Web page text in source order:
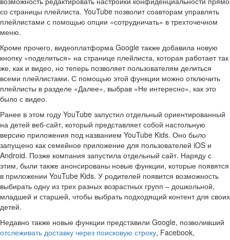
со страницы плейлиста. YouTube позволит соавторам управлять
плейлистами с помощью опции «сотрудничать» в трехточечном
меню.
Кроме прочего, видеоплатформа Google также добавила новую
кнопку «поделиться» на странице плейлиста, которая работает так
же, как и видео, но теперь позволяет пользователям делиться
всеми плейлистами. С помощью этой функции можно отключить
плейлисты в разделе «Далее», выбрав «Не интересно», как это
было с видео.
Ранее в этом году YouTube запустил отдельный ориентированный
на детей веб-сайт, который представляет собой настольную
версию приложения под названием YouTube Kids. Оно было
запущено как семейное приложение для пользователей iOS и
Android. Позже компания запустила отдельный сайт. Наряду с
этим, были также анонсированы новые функции, которые появятся
в приложении YouTube Kids. У родителей появится возможность
выбирать одну из трех разных возрастных групп – дошкольной,
младшей и старшей, чтобы выбрать подходящий контент для своих
детей.
Недавно также новые функции представили Google, позволивший
отслеживать доставку через поисковую строку, Facebook,